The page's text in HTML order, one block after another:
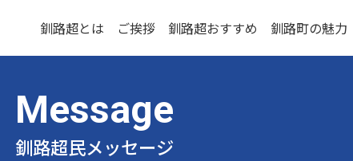
釧路超とは ご挨拶 釧路超おすすめ 釧路町の魅力
釧路超民メッセージ